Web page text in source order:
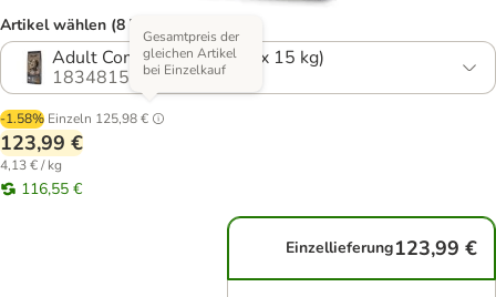
Artikel wählen (8 Varianten)
Adult Complete 32/16 (2 x 15 kg)
1834815.1
-1.58% Einzeln 125,98 €
Gesamtpreis der
gleichen Artikel
bei Einzelkauf
123,99 €
4,13 € / kg
116,55 €
Einzellieferung123,99 €